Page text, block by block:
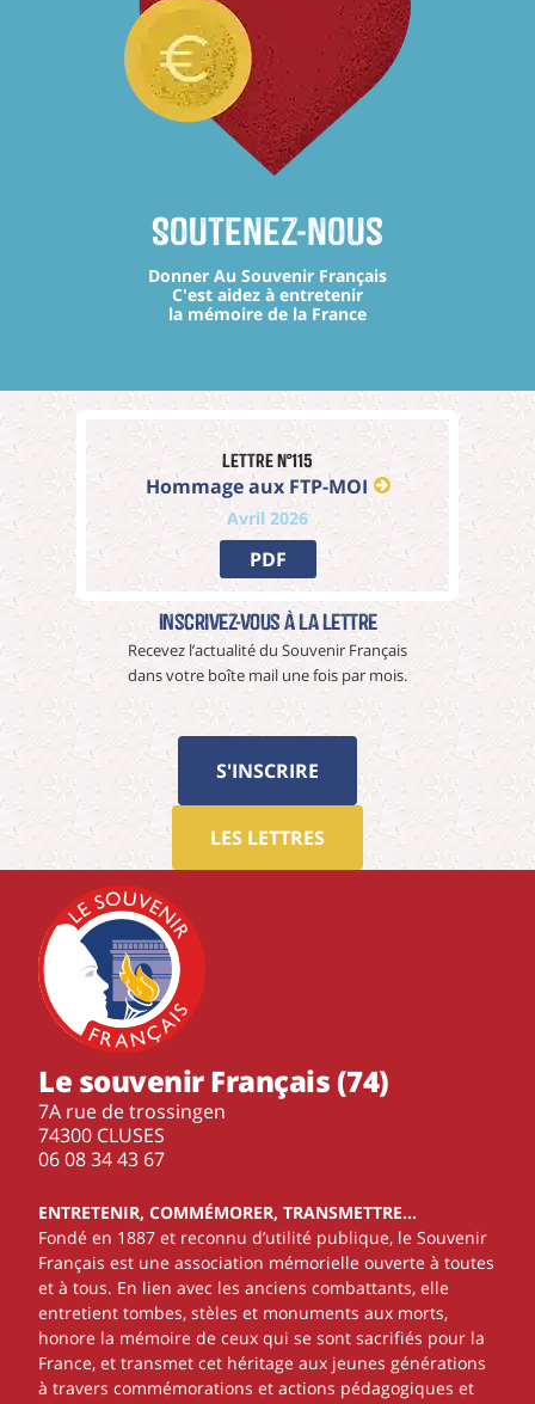
Soutenez-nous
Donner Au Souvenir Français
C'est aidez à entretenir
la mémoire de la France
Lettre n°115
Hommage aux FTP-MOI
Avril 2026
PDF
Inscrivez-vous à La Lettre
Recevez l’actualité du Souvenir Français
dans votre boîte mail une fois par mois.
S'INSCRIRE
LES LETTRES
Le souvenir Français (74)
7A rue de trossingen
74300 CLUSES
‭06 08 34 43 67‬
ENTRETENIR, COMMÉMORER, TRANSMETTRE…
Fondé en 1887 et reconnu d’utilité publique, le Souvenir
Français est une association mémorielle ouverte à toutes
et à tous. En lien avec les anciens combattants, elle
entretient tombes, stèles et monuments aux morts,
honore la mémoire de ceux qui se sont sacrifiés pour la
France, et transmet cet héritage aux jeunes générations
à travers commémorations et actions pédagogiques et